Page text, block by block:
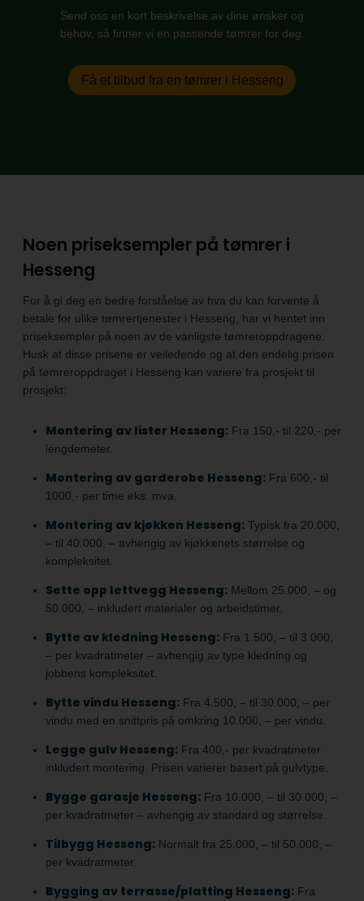
Send oss en kort beskrivelse av dine ønsker og
behov, så finner vi en passende tømrer for deg.
Få et tilbud fra en tømrer i Hesseng
Noen priseksempler på tømrer i
Hesseng
For å gi deg en bedre forståelse av hva du kan forvente å
betale for ulike tømrertjenester i Hesseng, har vi hentet inn
priseksempler på noen av de vanligste tømreroppdragene.
Husk at disse prisene er veiledende og at den endelig prisen
på tømreroppdraget i Hesseng kan variere fra prosjekt til
prosjekt:
Montering av lister Hesseng: Fra 150,- til 220,- per
lengdemeter.
Montering av garderobe Hesseng: Fra 600,- til
1000,- per time eks. mva.
Montering av kjøkken Hesseng: Typisk fra 20.000,
– til 40.000, – avhengig av kjøkkenets størrelse og
kompleksitet.
Sette opp lettvegg Hesseng: Mellom 25.000, – og
50.000, – inkludert materialer og arbeidstimer.
Bytte av kledning Hesseng: Fra 1.500, – til 3.000,
– per kvadratmeter – avhengig av type kledning og
jobbens kompleksitet.
Bytte vindu Hesseng: Fra 4.500, – til 30.000, – per
vindu med en snittpris på omkring 10.000, – per vindu.
Legge gulv Hesseng: Fra 400,- per kvadratmeter
inkludert montering. Prisen varierer basert på gulvtype.
Bygge garasje Hesseng: Fra 10.000, – til 30.000, –
per kvadratmeter – avhengig av standard og størrelse.
Tilbygg Hesseng: Normalt fra 25.000, – til 50.000, –
per kvadratmeter.
Bygging av terrasse/platting Hesseng: Fra